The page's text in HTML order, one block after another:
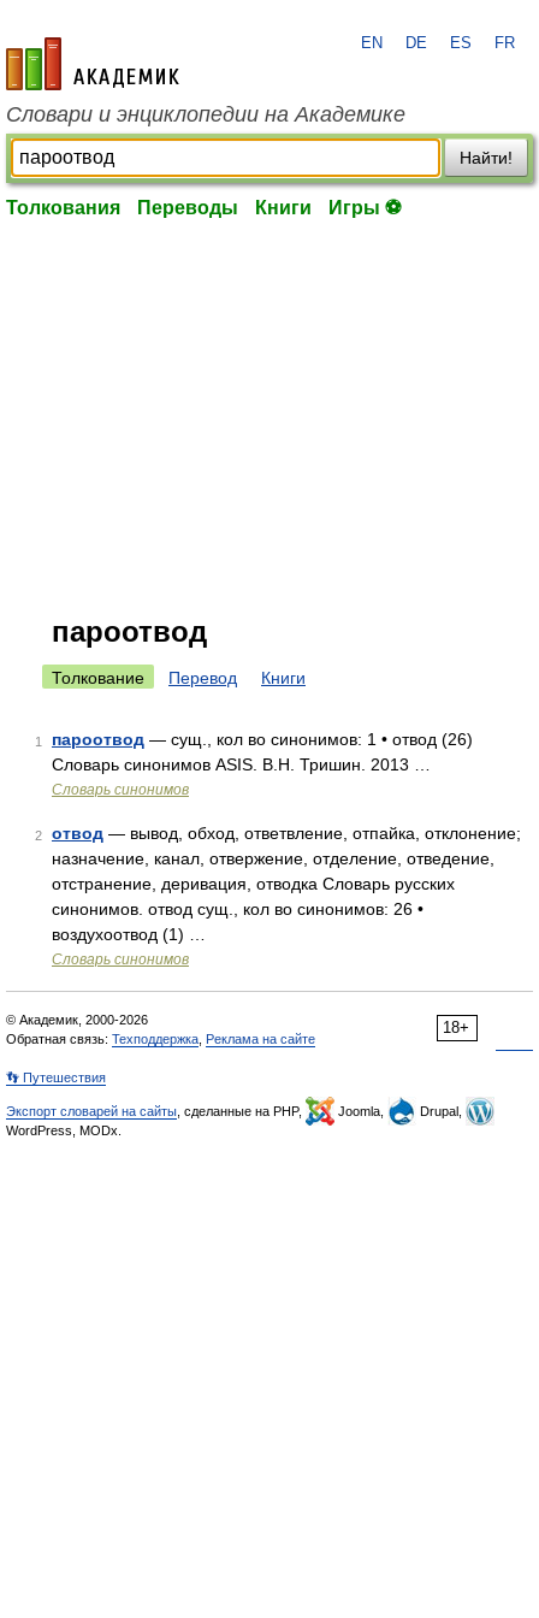
academic.ru
EN DE ES FR
Словари и энциклопедии на Академике
Найти!
Толкования Переводы Книги Игры ⚽
пароотвод
Толкование Перевод Книги
1 пароотвод — сущ., кол во синонимов: 1 • отвод (26)
Словарь синонимов ASIS. В.Н. Тришин. 2013 …
Словарь синонимов
2 отвод — вывод, обход, ответвление, отпайка, отклонение;
назначение, канал, отвержение, отделение, отведение,
отстранение, деривация, отводка Словарь русских
синонимов. отвод сущ., кол во синонимов: 26 •
воздухоотвод (1) …
Словарь синонимов
18+
© Академик, 2000-2026
Обратная связь: Техподдержка Реклама на сайте
👣 Путешествия
Экспорт словарей на сайты , сделанные на PHP, Joomla,
Drupal,
WordPress, MODx.